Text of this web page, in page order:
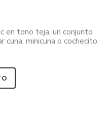
en tono teja, un conjunto
minicuna o cochecito.